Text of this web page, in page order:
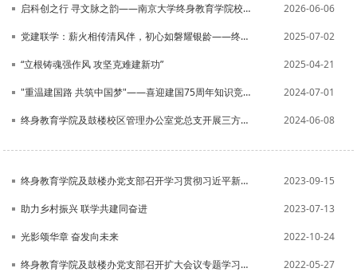
启科创之行 寻文脉之韵——南京大学终身教育学院校友活动圆满举办 2026-06-06
党建联学：薪火相传清风伴，初心如磐耀银龄——终身教育学院党总支与银城君颐东方国际康养社区共庆建党104周年 2025-07-02
“立根铸魂强作风 攻坚克难建新功” 2025-04-21
"重温建国路 共筑中国梦"——喜迎建国75周年知识竞赛现场决赛圆满结束 2024-07-01
终身教育学院及鼓楼校区管理办公室党总支开展三方支部共建主题党日活动 2024-06-08
终身教育学院及鼓楼办党支部召开学习贯彻习近平新时代中国特色社会主义思想主题教育专题组织生活会 2023-09-15
助力乡村振兴 联学共建同奋进 2023-07-13
光影颂华章 奋发向未来 2022-10-24
终身教育学院及鼓楼办党支部召开扩大会议专题学习习近平总书记给南京大学留学归国青年学者重要回信精神 2022-05-27